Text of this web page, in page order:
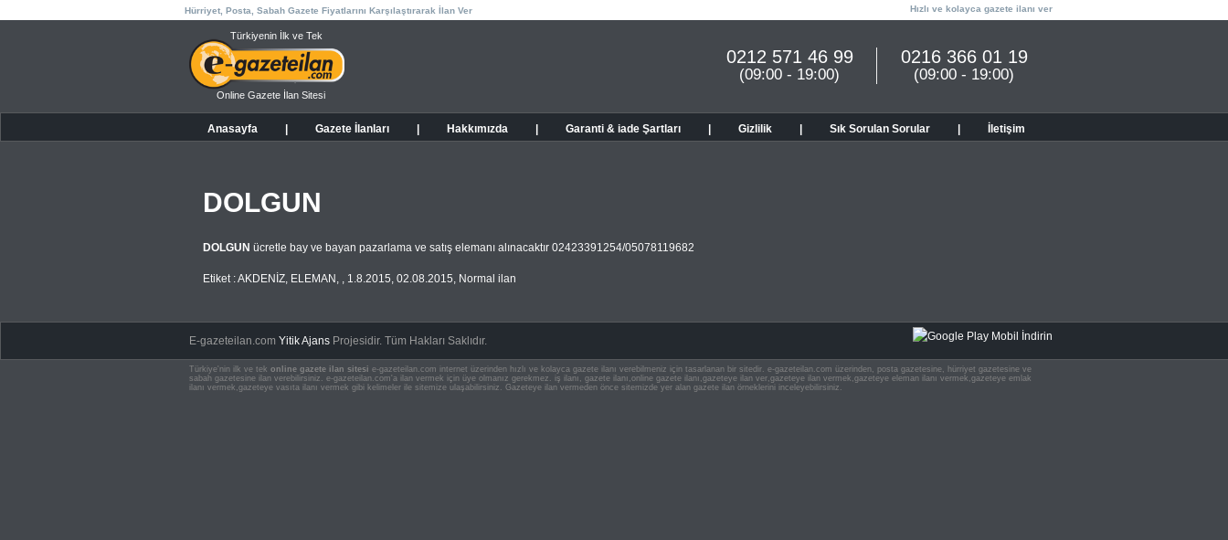
Hürriyet, Posta, Sabah Gazete Fiyatlarını Karşılaştırarak İlan Ver Hızlı ve kolayca gazete ilanı ver
Türkiyenin İlk ve Tek
Online Gazete İlan Sitesi
0216 366 01 19
(09:00 - 19:00)
0212 571 46 99
(09:00 - 19:00)
Anasayfa Gazete İlanları Hakkımızda Garanti & iade Şartları Gizlilik Sık Sorulan Sorular İletişim
DOLGUN
DOLGUN ücretle bay ve bayan pazarlama ve satış elemanı alınacaktır 02423391254/05078119682
Etiket :AKDENİZ, ELEMAN , , 1.8.2015, 02.08.2015, Normal ilan
E-gazeteilan.comYitik Ajans Projesidir.Tüm Hakları Saklıdır.
Türkiye'nin ilk ve tek online gazete ilan sitesi e-gazeteilan.com internet üzerinden hızlı ve kolayca gazete ilanı verebilmeniz için tasarlanan bir sitedir. e-gazeteilan.com üzerinden, posta gazetesine, hürriyet gazetesine ve
sabah gazetesine ilan verebilirsiniz. e-gazeteilan.com'a ilan vermek için üye olmanız gerekmez. iş ilanı, gazete ilanı,online gazete ilanı,gazeteye ilan ver,gazeteye ilan vermek,gazeteye eleman ilanı vermek,gazeteye emlak
ilanı vermek,gazeteye vasıta ilanı vermek gibi kelimeler ile sitemize ulaşabilirsiniz. Gazeteye ilan vermeden önce sitemizde yer alan gazete ilan örneklerini inceleyebilirsiniz.